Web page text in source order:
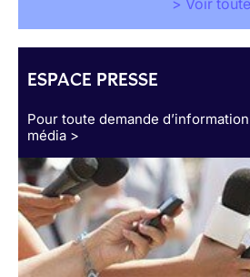
> Voir
ESPACE PRESSE
Pour toute demande
média >